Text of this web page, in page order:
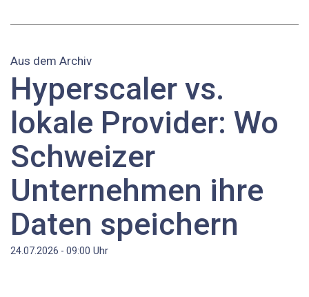
Aus dem Archiv
Hyperscaler vs.
lokale Provider: Wo
Schweizer
Unternehmen ihre
Daten speichern
24.07.2026 - 09:00 Uhr